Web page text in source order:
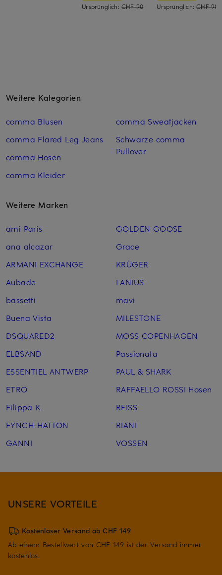
Ursprünglich: CHF 90 Ursprünglich:CHF 90
Weitere Kategorien
comma Blusen
comma Flared Leg Jeans
comma Hosen
comma Kleider
comma Sweatjacken
Schwarze comma
Pullover
Weitere Marken
ami Paris
ana alcazar
ARMANI EXCHANGE
Aubade
bassetti
Buena Vista
DSQUARED2
ELBSAND
ESSENTIEL ANTWERP
ETRO
Filippa K
FYNCH-HATTON
GANNI
GOLDEN GOOSE
Grace
KRÜGER
LANIUS
mavi
MILESTONE
MOSS COPENHAGEN
Passionata
PAUL & SHARK
RAFFAELLO ROSSI Hosen
REISS
RIANI
VOSSEN
UNSERE VORTEILE
Kostenloser Versand ab CHF 149
Ab einem Bestellwert von CHF 149 ist der Versand immer
kostenlos.